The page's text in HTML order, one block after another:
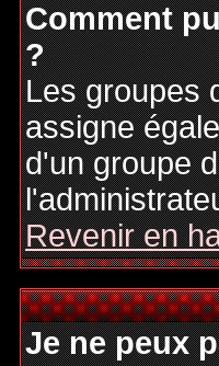
Comment
?
Les groupes
assigne
d'un groupe
Revenir en
Je ne peux